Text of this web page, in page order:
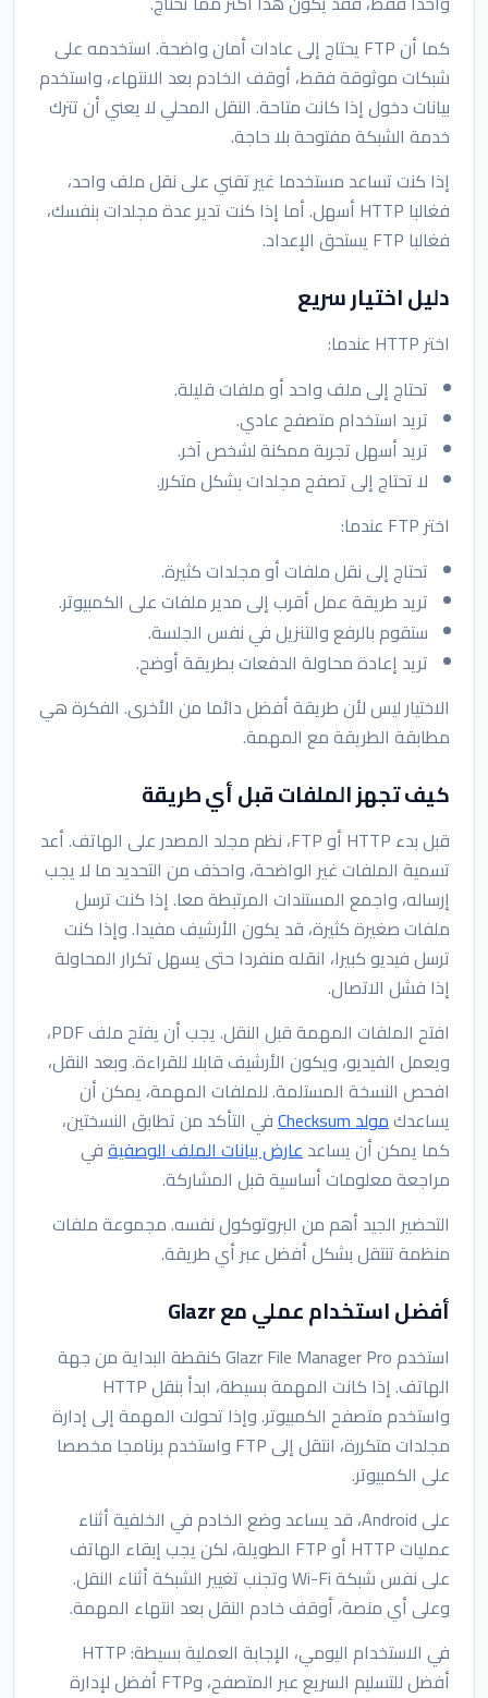
كما أن FTP يحتاج إلى عادات أمان واضحة. استخدمه على
شبكات موثوقة فقط، أوقف الخادم بعد الانتهاء، واستخدم
بيانات دخول إذا كانت متاحة. النقل المحلي لا يعني أن تترك
خدمة الشبكة مفتوحة بلا حاجة.
إذا كنت تساعد مستخدما غير تقني على نقل ملف واحد،
فغالبا HTTP أسهل. أما إذا كنت تدير عدة مجلدات بنفسك،
فغالبا FTP يستحق الإعداد.
دليل اختيار سريع
اختر HTTP عندما:
تحتاج إلى ملف واحد أو ملفات قليلة.
تريد استخدام متصفح عادي.
تريد أسهل تجربة ممكنة لشخص آخر.
لا تحتاج إلى تصفح مجلدات بشكل متكرر.
اختر FTP عندما:
تحتاج إلى نقل ملفات أو مجلدات كثيرة.
تريد طريقة عمل أقرب إلى مدير ملفات على الكمبيوتر.
ستقوم بالرفع والتنزيل في نفس الجلسة.
تريد إعادة محاولة الدفعات بطريقة أوضح.
الاختيار ليس لأن طريقة أفضل دائما من الأخرى. الفكرة هي
مطابقة الطريقة مع المهمة.
كيف تجهز الملفات قبل أي طريقة
قبل بدء HTTP أو FTP، نظم مجلد المصدر على الهاتف. أعد
تسمية الملفات غير الواضحة، واحذف من التحديد ما لا يجب
إرساله، واجمع المستندات المرتبطة معا. إذا كنت ترسل
ملفات صغيرة كثيرة، قد يكون الأرشيف مفيدا. وإذا كنت
ترسل فيديو كبيرا، انقله منفردا حتى يسهل تكرار المحاولة
إذا فشل الاتصال.
افتح الملفات المهمة قبل النقل. يجب أن يفتح ملف PDF،
ويعمل الفيديو، ويكون الأرشيف قابلا للقراءة. وبعد النقل،
افحص النسخة المستلمة. للملفات المهمة، يمكن أن
يساعدكمولد Checksum
في التأكد من تطابق النسختين،
كما يمكن أن يساعدعارض بيانات الملف الوصفيةفي
مراجعة معلومات أساسية قبل المشاركة.
التحضير الجيد أهم من البروتوكول نفسه. مجموعة ملفات
منظمة تنتقل بشكل أفضل عبر أي طريقة.
أفضل استخدام عملي مع Glazr
استخدم Glazr File Manager Pro كنقطة البداية من جهة
الهاتف. إذا كانت المهمة بسيطة، ابدأ بنقل HTTP
واستخدم متصفح الكمبيوتر. وإذا تحولت المهمة إلى إدارة
مجلدات متكررة، انتقل إلى FTP واستخدم برنامجا مخصصا
على الكمبيوتر.
على Android، قد يساعد وضع الخادم في الخلفية أثناء
عمليات HTTP أو FTP الطويلة، لكن يجب إبقاء الهاتف
على نفس شبكة Wi-Fi وتجنب تغيير الشبكة أثناء النقل.
وعلى أي منصة، أوقف خادم النقل بعد انتهاء المهمة.
في الاستخدام اليومي، الإجابة العملية بسيطة: HTTP
أفضل للتسليم السريع عبر المتصفح، وFTP أفضل لإدارة